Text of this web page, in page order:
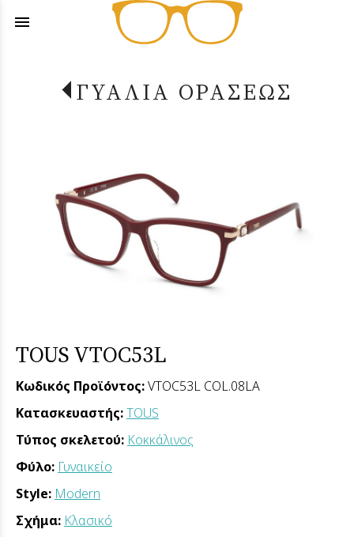
menu
ΓΥΑΛΙΑ ΟΡΑΣΕΩΣ
TOUS VTOC53L
Κωδικός Προϊόντος:VTOC53L COL.08LA
Κατασκευαστής:TOUS
Τύπος σκελετού: Κοκκάλινος
Φύλο: Γυναικείο
Style: Modern
Σχήμα: Κλασικό